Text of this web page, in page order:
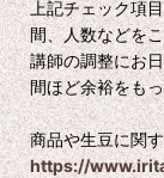
上記チェック項
間、人数などを
講師の調整にお
間ほど余裕をも
商品や生豆に関
https://